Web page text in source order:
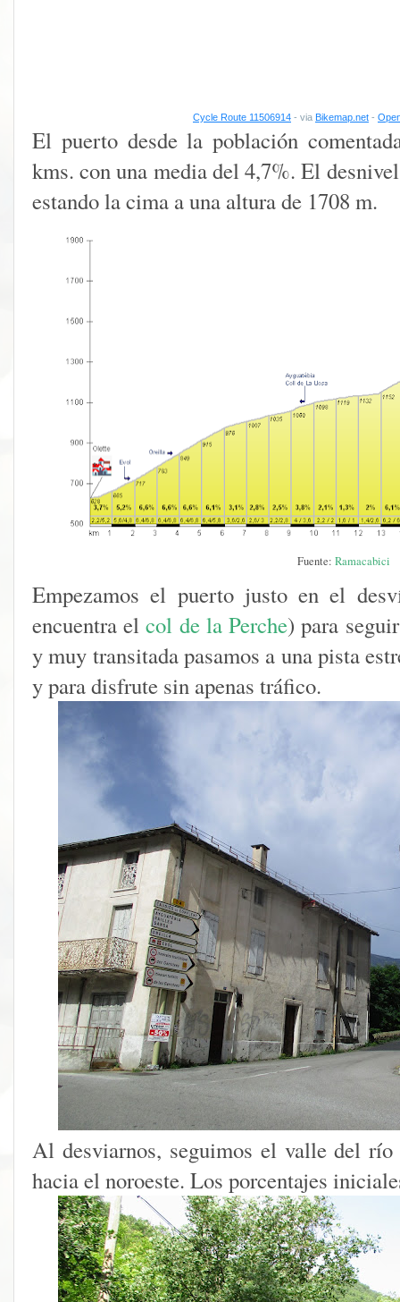
Cycle Route 11506914 - via Bikemap.net -
El puerto desde la población
kms. con una media del 4,7%. El
estando la cima a una altura de 1708 m.
Fuente: Ramacabici
Empezamos el puerto justo en el
encuentra elcol de la Perche) para
y muy transitada pasamos a una pista
y para disfrute sin apenas tráfico.
Al desviarnos, seguimos el valle del
hacia el noroeste. Los porcentajes